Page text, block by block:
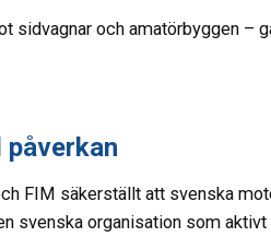
och amatörbyggen –
påverkan
FIM säkerställt att svenska
svenska organisation som